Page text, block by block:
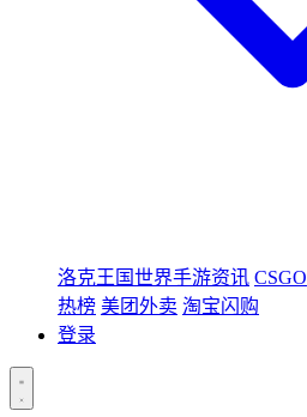
洛克王国世界手游资讯 CSGO
热榜 美团外卖 淘宝闪购
登录